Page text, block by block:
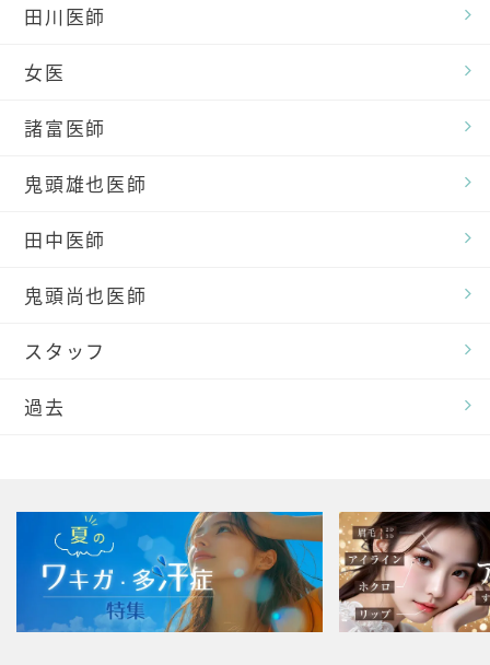
田川医師
女医
諸富医師
鬼頭雄也医師
田中医師
鬼頭尚也医師
スタッフ
過去